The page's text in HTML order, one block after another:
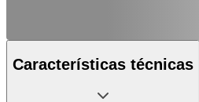
Características técnicas